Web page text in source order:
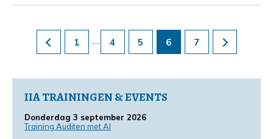
1 … 4 5 6 7
IIA TRAININGEN & EVENTS
Donderdag 3 september 2026
Training Auditen met AI